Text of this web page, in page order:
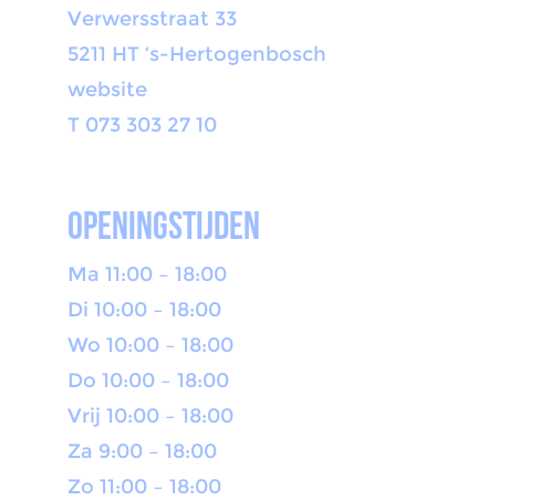
Verwersstraat 33
5211 HT ‘s-Hertogenbosch
website
T 073 303 27 10
openingstijden
Ma 11:00 – 18:00
Di 10:00 – 18:00
Wo 10:00 – 18:00
Do 10:00 – 18:00
Vrij 10:00 – 18:00
Za 9:00 – 18:00
Zo 11:00 – 18:00